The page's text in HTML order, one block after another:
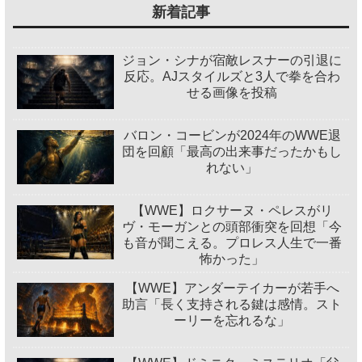
新着記事
ジョン・シナが宿敵レスナーの引退に
反応。AJスタイルズと3人で拳を合わ
せる画像を投稿
バロン・コービンが2024年のWWE退
団を回顧「最高の出来事だったかもし
れない」
【WWE】ロクサーヌ・ペレスがリ
ヴ・モーガンとの頭部衝突を回想「今
も音が聞こえる。プロレス人生で一番
怖かった」
【WWE】アンダーテイカーが若手へ
助言「長く支持される鍵は感情。スト
ーリーを忘れるな」